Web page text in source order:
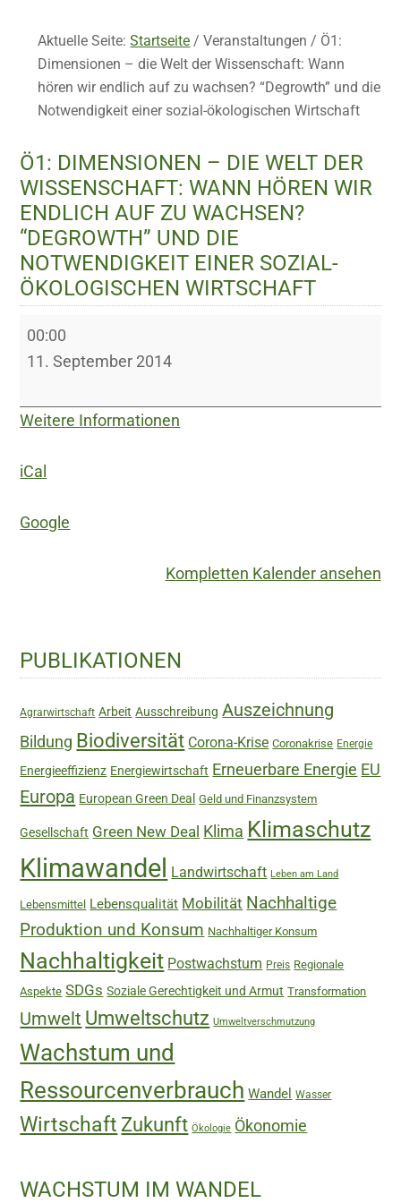
Aktuelle Seite:Startseite / Veranstaltungen/ Ö1:
Dimensionen – die Welt der Wissenschaft: Wann
hören wir endlich auf zu wachsen? “Degrowth” und die
Notwendigkeit einer sozial-ökologischen Wirtschaft
Ö1: DIMENSIONEN – DIE WELT DER
WISSENSCHAFT: WANN HÖREN WIR
ENDLICH AUF ZU WACHSEN?
“DEGROWTH” UND DIE
NOTWENDIGKEIT EINER SOZIAL-
ÖKOLOGISCHEN WIRTSCHAFT
Ö1:
Dimensionen
die
Welt
Wissenschaft:
hören
wachsen?
und
die
Notwendigkeit
einer
Wirtschaft
00:00
11. September 2014
Weitere Informationen
iCal
Google
Kompletten Kalender ansehen
Haupt-
Sidebar
PUBLIKATIONEN
Agrarwirtschaft Arbeit Ausschreibung Auszeichnung
Bildung Biodiversität Corona-Krise Coronakrise Energie
Energieeffizienz Energiewirtschaft Erneuerbare Energie EU
Europa European Green Deal Geld und Finanzsystem
Gesellschaft Green New Deal Klima Klimaschutz
Klimawandel Landwirtschaft Leben am Land
Lebensmittel Lebensqualität Mobilität Nachhaltige
Produktion und Konsum Nachhaltiger Konsum
Nachhaltigkeit Postwachstum Preis Regionale
Aspekte SDGs Soziale Gerechtigkeit und Armut Transformation
Umwelt Umweltschutz Umweltverschmutzung
Wachstum und
Ressourcenverbrauch Wandel Wasser
Wirtschaft Zukunft Ökologie Ökonomie
WACHSTUM IM WANDEL